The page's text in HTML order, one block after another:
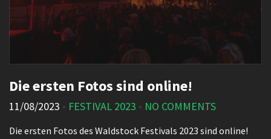
Die ersten Fotos sind online!
11/08/2023 • FESTIVAL 2023 • NO COMMENTS
Die ersten Fotos des Waldstock Festivals 2023 sind online!